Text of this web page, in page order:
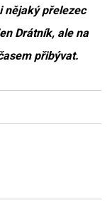
nějaký přelezec
Drátník, ale na
přibývat.